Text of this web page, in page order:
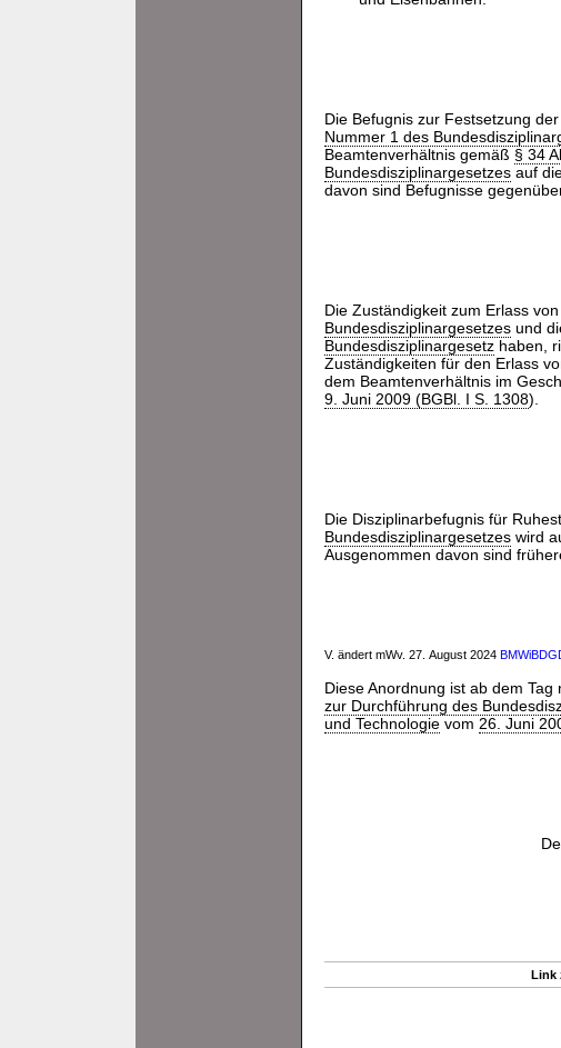
Die Befugnis zur Festsetzung
Nummer 1 des
Beamtenverhältnis gemäß § 34
Bundesdisziplinargesetzes auf
davon sind Befugnisse
Die Zuständigkeit zum Erlass
Bundesdisziplinargesetzes und
Bundesdisziplinargesetz haben,
Zuständigkeiten für den Erlass
dem Beamtenverhältnis im
9. Juni 2009 (BGBl. I S. 1308).
Die Disziplinarbefugnis für
Bundesdisziplinargesetzes wird
Ausgenommen davon sind
V. ändert mWv. 27. August 2024
Diese Anordnung ist ab dem
zur Durchführung des
und Technologie vom 26. Juni
Link